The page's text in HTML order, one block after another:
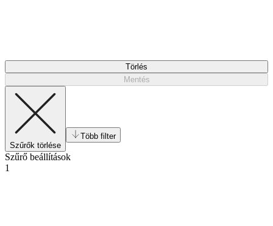
Törlés
Mentés
Szűrők törlése
Több filter
Szűrő beállítások
1